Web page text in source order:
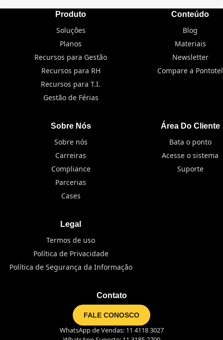
Produto
Soluções
Planos
Recursos para Gestão
Recursos para RH
Recursos para T.I.
Gestão de Férias
Conteúdo
Blog
Materiais
Newsletter
Compare a Pontotel
Sobre Nós
Sobre nós
Carreiras
Compliance
Parcerias
Cases
Área Do Cliente
Bata o ponto
Acesse o sistema
Suporte
Legal
Termos de uso
Política de Privacidade
Política de Segurança da Informação
Contato
FALE CONOSCO
WhatsApp de Vendas: 11 4118 3027